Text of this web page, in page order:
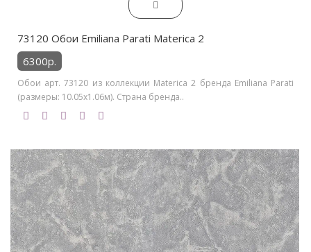
73120 Обои Emiliana Parati Materica 2
6300р.
Обои арт. 73120 из коллекции Materica 2 бренда Emiliana Parati
(размеры: 10.05х1.06м). Страна бренда..